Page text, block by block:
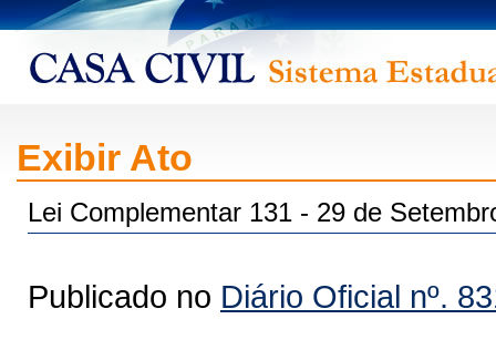
Exibir Ato
Lei Complementar 131 - 29 de
Publicado no Diário Oficial nº.